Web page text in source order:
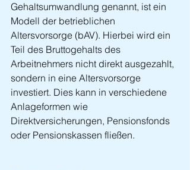
Gehaltsumwandlung genannt, ist ein
Modell der betrieblichen
Altersvorsorge (bAV). Hierbei wird ein
Teil des Bruttogehalts des
Arbeitnehmers nicht direkt ausgezahlt,
sondern in eine Altersvorsorge
investiert. Dies kann in verschiedene
Anlageformen wie
Direktversicherungen, Pensionsfonds
oder Pensionskassen fließen.